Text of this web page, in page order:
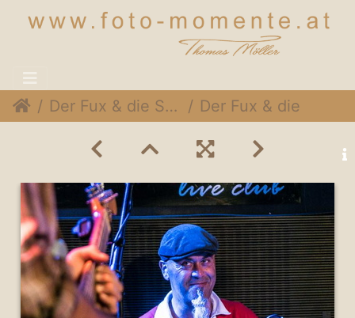
Der Fux & die SymPartie @ Soulveranda, 21. Juni 2015 Der Fux & die SymPartie 050